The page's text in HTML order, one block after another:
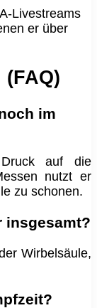
er über
im
auf die
nutzt er
zu schonen.
insgesamt?
Wirbelsäule,